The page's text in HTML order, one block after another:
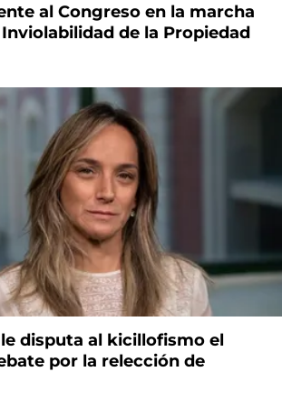
al Congreso en la marcha
de la Propiedad
disputa al kicillofismo el
por la relección de